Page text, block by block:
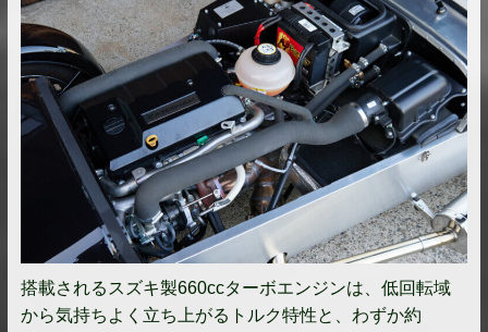
搭載されるスズキ製660ccターボエンジンは、低回転域
から気持ちよく立ち上がるトルク特性と、わずか約